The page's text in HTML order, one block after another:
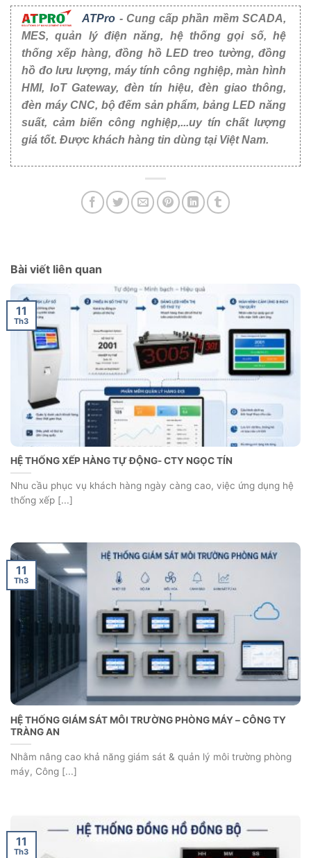
ATPro - Cung cấp phần mềm SCADA,
MES, quản lý điện năng, hệ thống gọi số, hệ
thống xếp hàng, đồng hồ LED treo tường, đồng
hồ đo lưu lượng, máy tính công nghiệp, màn hình
HMI, IoT Gateway, đèn tín hiệu, đèn giao thông,
đèn máy CNC, bộ đếm sản phẩm, bảng LED năng
suất, cảm biến công nghiệp,...uy tín chất lượng
giá tốt. Được khách hàng tin dùng tại Việt Nam.
Bài viết liên quan
HỆ THỐNG XẾP HÀNG TỰ ĐỘNG- CTY NGỌC TÍN
Nhu cầu phục vụ khách hàng ngày càng cao, việc ứng dụng hệ
thống xếp [...]
11
Th3
HỆ THỐNG GIÁM SÁT MÔI TRƯỜNG PHÒNG MÁY – CÔNG TY
TRÀNG AN
Nhằm nâng cao khả năng giám sát & quản lý môi trường phòng
máy, Công [...]
11
Th3
11
Th3